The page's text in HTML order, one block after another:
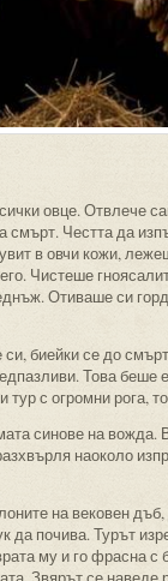
овце. Отвлече
Честта да
в овчи кожи,
Чистеше
Отиваше си
биейки се до
Това
тур с огромни рога,
синове на вожда.
наоколо
на вековен
почива. Турът
му и го фрасна с